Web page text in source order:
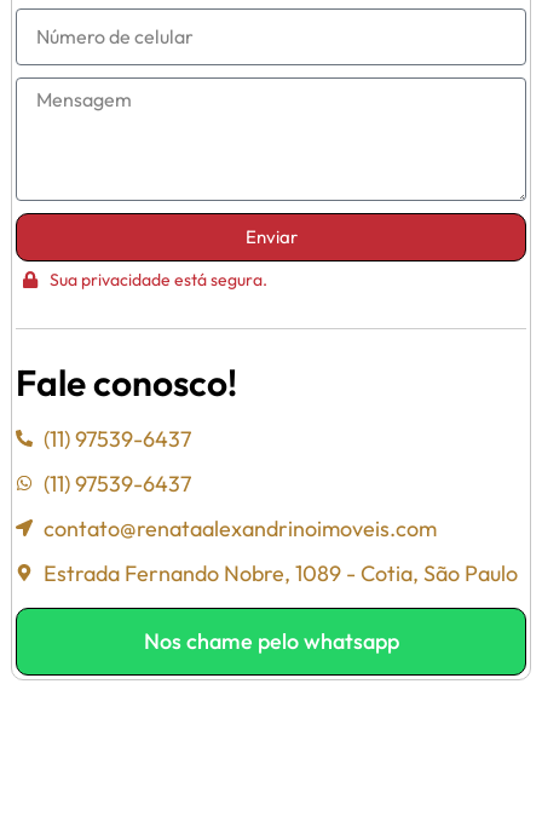
Enviar
Sua privacidade está segura.
Fale conosco!
(11) 97539-6437
(11) 97539-6437
contato@renataalexandrinoimoveis.com
Estrada Fernando Nobre, 1089 - Cotia, São Paulo
Nos chame pelo whatsapp